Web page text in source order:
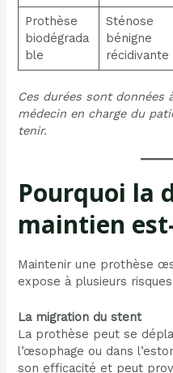
Prothèse
biodégrada
ble
Sténose
bénigne
récidivante
Ces durées sont données
médecin en charge du
tenir.
Pourquoi la
maintien
Maintenir une prothèse
expose à plusieurs
La migration du stent
La prothèse peut se
l’œsophage ou dans
son efficacité et peut